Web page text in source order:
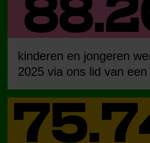
kinderen en jongeren
2025 via ons lid van een